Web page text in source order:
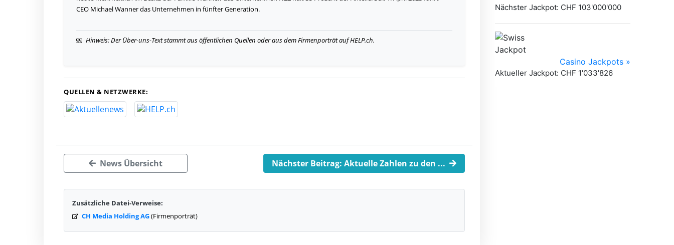
CEO Michael Wanner das Unternehmen in fünfter Generation.
Hinweis: Der Über-uns-Text stammt aus öffentlichen Quellen oder aus dem Firmenporträt auf HELP.ch.
QUELLEN & NETZWERKE:
News Übersicht Nächster Beitrag: Aktuelle Zahlen zu den ...
Zusätzliche Datei-Verweise:
CH Media Holding AG(Firmenporträt)